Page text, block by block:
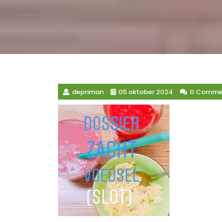
depriman 05 oktober 2024 0